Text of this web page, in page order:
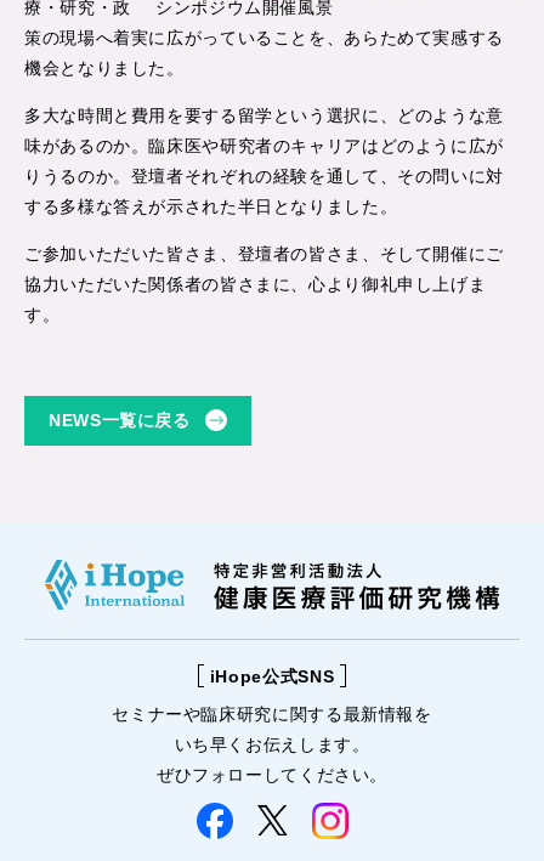
シンポジウム開催風景
療・研究・政
策の現場へ着実に広がっていることを、あらためて実感する
機会となりました。
多大な時間と費用を要する留学という選択に、どのような意
味があるのか。臨床医や研究者のキャリアはどのように広が
りうるのか。登壇者それぞれの経験を通して、その問いに対
する多様な答えが示された半日となりました。
ご参加いただいた皆さま、登壇者の皆さま、そして開催にご
協力いただいた関係者の皆さまに、心より御礼申し上げま
す。
NEWS一覧に戻る
iHope公式SNS
セミナーや臨床研究に関する最新情報を
いち早くお伝えします。
ぜひフォローしてください。